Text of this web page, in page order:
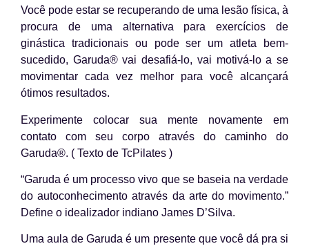
Você pode estar se recuperando de uma lesão física, à
procura de uma alternativa para exercícios de
ginástica tradicionais ou pode ser um atleta bem-
sucedido, Garuda® vai desafiá-lo, vai motivá-lo a se
movimentar cada vez melhor para você alcançará
ótimos resultados.
Experimente colocar sua mente novamente em
contato com seu corpo através do caminho do
Garuda®. ( Texto de TcPilates )
“Garuda é um processo vivo que se baseia na verdade
do autoconhecimento através da arte do movimento.”
Define o idealizador indiano James D’Silva.
Uma aula de Garuda é um presente que você dá pra si